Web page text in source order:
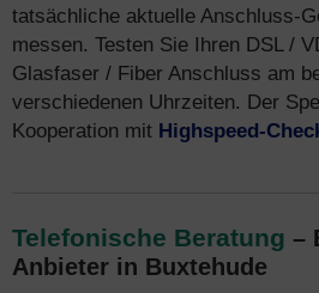
tatsächliche aktuelle Anschluss-
messen. Testen Sie Ihren DSL /
Glasfaser / Fiber Anschluss am
verschiedenen Uhrzeiten. Der
Kooperation mit Highspeed-
Telefonische Beratung –
Anbieter in Buxtehude